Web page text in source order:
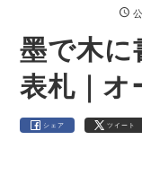
墨で木に
表札｜オ
シェア ツイート